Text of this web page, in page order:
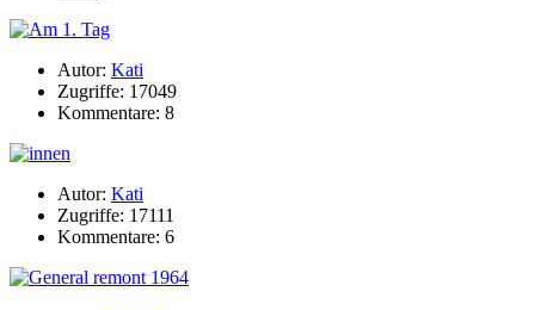
Autor: Kati
Zugriffe: 17049
Kommentare: 8
Autor: Kati
Zugriffe: 17111
Kommentare: 6